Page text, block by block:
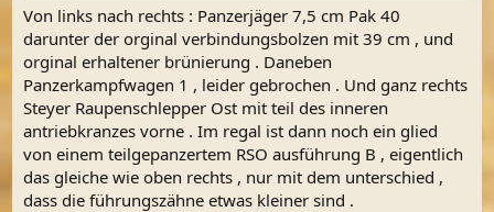
Von links nach rechts : Panzerjäger 7,5 cm Pak 40
darunter der orginal verbindungsbolzen mit 39 cm , und
orginal erhaltener brünierung . Daneben
Panzerkampfwagen 1 , leider gebrochen . Und ganz rechts
Steyer Raupenschlepper Ost mit teil des inneren
antriebkranzes vorne . Im regal ist dann noch ein glied
von einem teilgepanzertem RSO ausführung B , eigentlich
das gleiche wie oben rechts , nur mit dem unterschied ,
dass die führungszähne etwas kleiner sind .